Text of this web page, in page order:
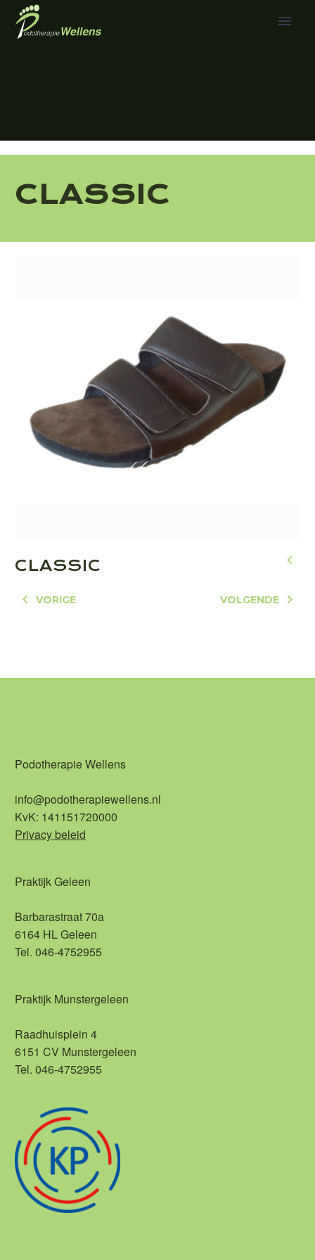
CLASSIC
CLASSIC
VORIGE VOLGENDE
Podotherapie Wellens
info@podotherapiewellens.nl
KvK: 141151720000
Privacy beleid
Praktijk Geleen
Barbarastraat 70a
6164 HL Geleen
Tel. 046-4752955
Praktijk Munstergeleen
Raadhuisplein 4
6151 CV Munstergeleen
Tel. 046-4752955